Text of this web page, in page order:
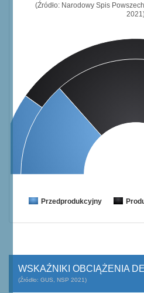
(Źródło: Narodowy Spis
Przedprodukcyjny
WSKAŹNIKI OBCIĄŻENIA
(Źródło: GUS, NSP 2021)